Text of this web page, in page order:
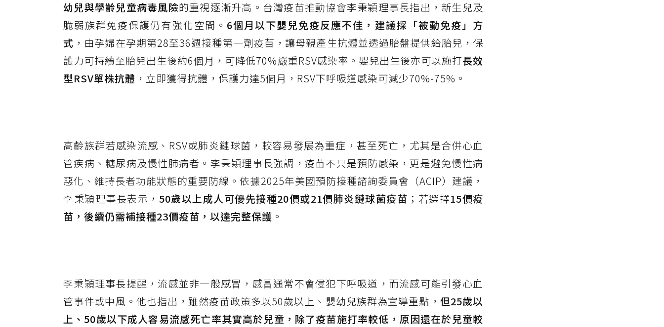
幼兒與學齡兒童病毒風險的重視逐漸升高。台灣疫苗推動協會李秉穎理事長指出，新生兒及
脆弱族群免疫保護仍有強化空間。 6個月以下嬰兒免疫反應不佳，建議採「被動免疫」方
式 ，由孕婦在孕期第28至36週接種第一劑疫苗，讓母親產生抗體並透過胎盤提供給胎兒，保
護力可持續至胎兒出生後約6個月，可降低70%嚴重RSV感染率。嬰兒出生後亦可以施打長效
型RSV單株抗體 ，立即獲得抗體，保護力達5個月，RSV下呼吸道感染可減少70%-75%。
高齡族群若感染流感、RSV或肺炎鏈球菌，較容易發展為重症，甚至死亡，尤其是合併心血
管疾病、糖尿病及慢性肺病者。李秉穎理事長強調，疫苗不只是預防感染，更是避免慢性病
惡化、維持長者功能狀態的重要防線。依據2025年美國預防接種諮詢委員會（ACIP）建議，
李秉穎理事長表示， 50歲以上成人可優先接種20價或21價肺炎鏈球菌疫苗 ；若選擇15價疫
苗，後續仍需補接種23價疫苗，以達完整保護 。
李秉穎理事長提醒，流感並非一般感冒，感冒通常不會侵犯下呼吸道，而流感可能引發心血
管事件或中風。他也指出，雖然疫苗政策多以50歲以上、嬰幼兒族群為宣導重點， 但25歲以
上、50歲以下成人容易流感死亡率其實高於兒童，除了疫苗施打率較低，原因還在於兒童較